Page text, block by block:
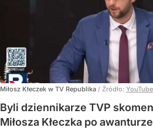
Miłosz Kłeczek w TV Republika / Źródło: YouTube
Byli dziennikarze TVP
Miłosza Kłeczka po